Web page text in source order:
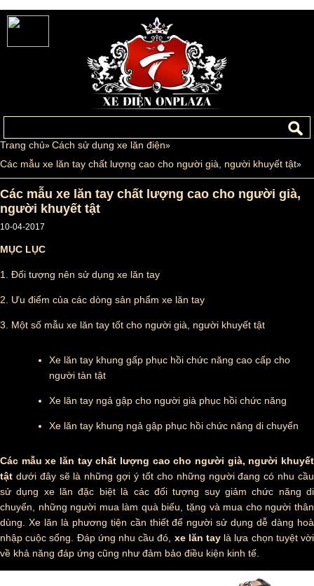
Trang chủ» Cách sử dụng xe lăn điện»
Các mẫu xe lăn tay chất lượng cao cho người già, người khuyết tật»
Các mẫu xe lăn tay chất lượng cao cho người già,
người khuyết tật
10-04-2017
MỤC LỤC
1. Đối tượng nên sử dụng xe lăn tay
2. Ưu điểm của các dòng sản phẩm xe lăn tay
3. Một số mẫu xe lăn tay tốt cho người già, người khuyết tật
Xe lăn tay khung gấp phục hồi chức năng cao cấp cho
người tàn tật
Xe lăn tay ngả gập cho người già phục hồi chức năng
Xe lăn tay khung ngả gập phục hồi chức năng di chuyển
Các mẫu xe lăn tay chất lượng cao cho người già, người khuyết
tật dưới đây sẽ là những gợi ý tốt cho những người đang có nhu cầu
sử dụng xe lăn đặc biệt là các đối tượng suy giảm chức năng di
chuyển, những người mua làm quà biếu, tặng và mua cho người thân
dùng. Xe lăn là phương tiện cần thiết để người sử dụng dễ dàng hoà
nhập cuộc sống. Đáp ứng nhu cầu đó, xe lăn tay là lựa chọn tuyệt vời
về khả năng đáp ứng cũng như đảm bảo điều kiện kinh tế.